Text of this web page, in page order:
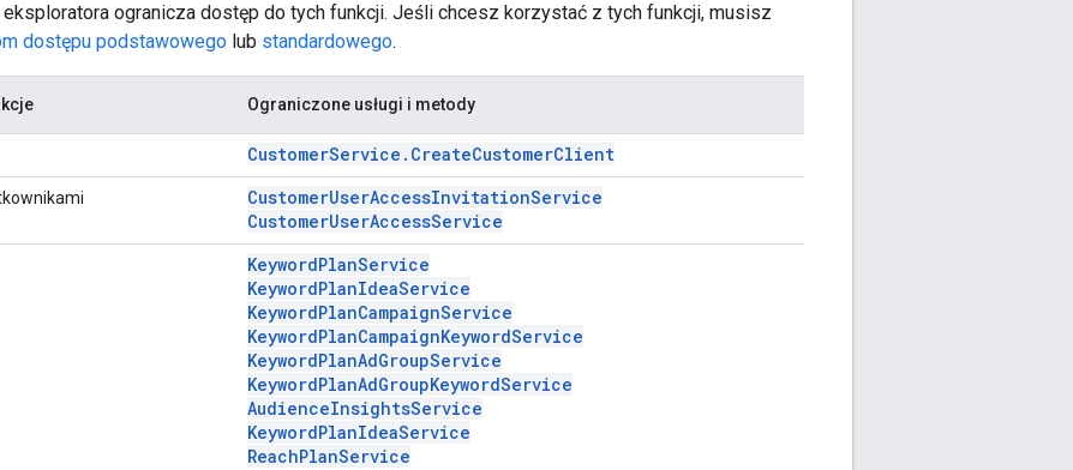
ogranicza dostęp do tych funkcji. Jeśli chcesz korzystać z tych funkcji, musisz
dostępu podstawowego lub standardowego.
Ograniczone usługi i metody
CustomerService.CreateCustomerClient
CustomerUserAccessInvitationService
CustomerUserAccessService
KeywordPlanService
KeywordPlanIdeaService
KeywordPlanCampaignService
KeywordPlanCampaignKeywordService
KeywordPlanAdGroupService
KeywordPlanAdGroupKeywordService
AudienceInsightsService
KeywordPlanIdeaService
ReachPlanService